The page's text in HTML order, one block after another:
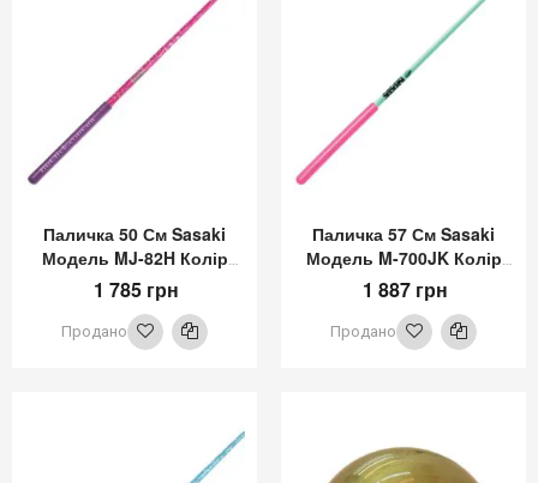
Паличка 50 См Sasaki
Модель MJ-82H Колір
Рожевий
1 785 грн
Продано
Паличка 57 См Sasaki
Модель M-700JK Колір
М'ятний
1 887 грн
Продано